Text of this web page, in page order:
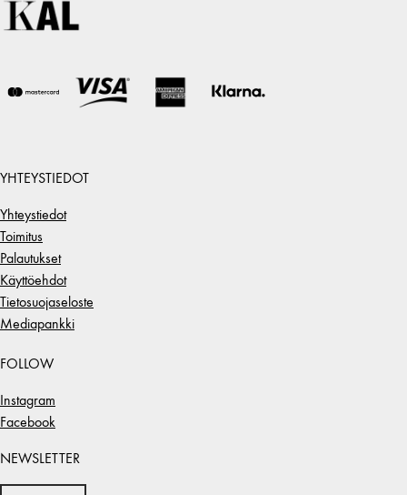
YHTEYSTIEDOT
Yhteystiedot
Toimitus
Palautukset
Käyttöehdot
Tietosuojaseloste
Mediapankki
FOLLOW
Instagram
Facebook
NEWSLETTER